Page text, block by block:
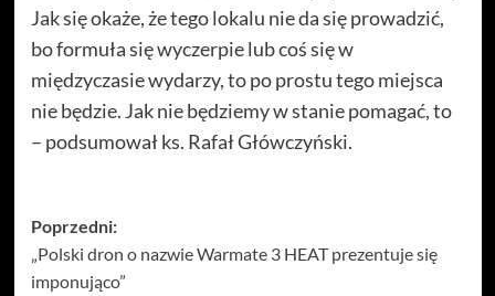
Jak się okaże, że tego lokalu nie da się prowadzić,
bo formuła się wyczerpie lub coś się w
międzyczasie wydarzy, to po prostu tego miejsca
nie będzie. Jak nie będziemy w stanie pomagać, to
– podsumował ks. Rafał Główczyński.
Zobacz
wpisy
Poprzedni:
„Polski dron o nazwie Warmate 3 HEAT prezentuje się
imponująco”